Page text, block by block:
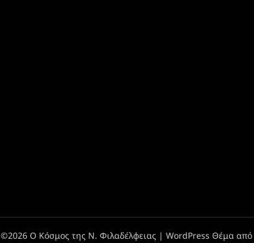
©2026 Ο Κόσμος της Ν. Φιλαδέλφειας | WordPress Θέμα από